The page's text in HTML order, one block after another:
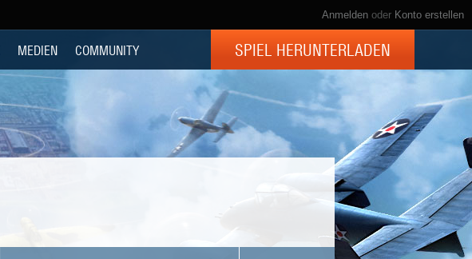
Anmelden oder Konto erstellen
MEDIEN COMMUNITY SPIEL HERUNTERLADEN